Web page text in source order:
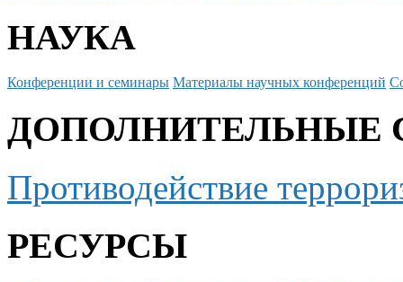
НАУКА
Конференции и семинары Материалы научных конференций
ДОПОЛНИТЕЛЬНЫЕ
Противодействие
РЕСУРСЫ